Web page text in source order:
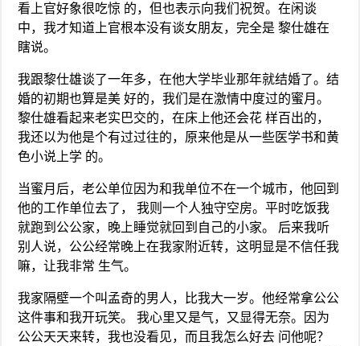
看上官好象很吃惊 的，但也表示向我们祝贺。在闲谈
中，我才知道上官根本没有谈女朋友，完全是 黎仕雄在
瞎说。
我跟黎仕雄谈了一年多，在他大学毕业那年就结婚了。结
婚的初期也算是美 好的，我们是在激情中度过的蜜月。
黎仕雄看起来老实巴交的，在床上他还会花 样百出的，
我还以为他是个有过过往的，原来他是从一些医学书和黄
色小说上学 的。
当蜜月后，老公单位因为和我单位不在一个城市，他回到
他的工作单位去了， 我则一个人独守空房。平时吃饭我
就跑到公公家，晚上睡觉就回到自己的小家。 后来我听
别人说，公公经常晚上在我家附近转，这明显是不信任我
嘛，让我非常 生气。
我家隔壁一个叫孟奇的男人，比我大一岁。他经常拿公公
这件事和我开玩笑。 我心里又是气，又显得无奈。因为
公公天天来转，我也没看见，而且我怎么好去 问他呢？